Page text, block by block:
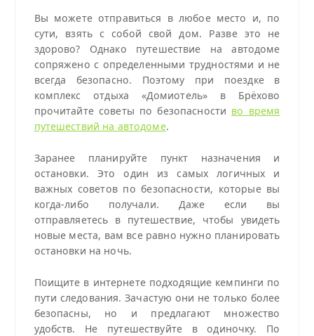
Вы можете отправиться в любое место и, по
сути, взять с собой свой дом. Разве это не
здорово? Однако путешествие на автодоме
сопряжено с определенными трудностями и не
всегда безопасно. Поэтому при поездке в
комплекс отдыха «Домиотель» в Брёхово
прочитайте советы по безопасности во время
путешествий на автодоме.
Заранее планируйте пункт назначения и
остановки. Это один из самых логичных и
важных советов по безопасности, которые вы
когда-либо получали. Даже если вы
отправляетесь в путешествие, чтобы увидеть
новые места, вам все равно нужно планировать
остановки на ночь.
Поищите в интернете подходящие кемпинги по
пути следования. Зачастую они не только более
безопасны, но и предлагают множество
удобств. Не путешествуйте в одиночку. По